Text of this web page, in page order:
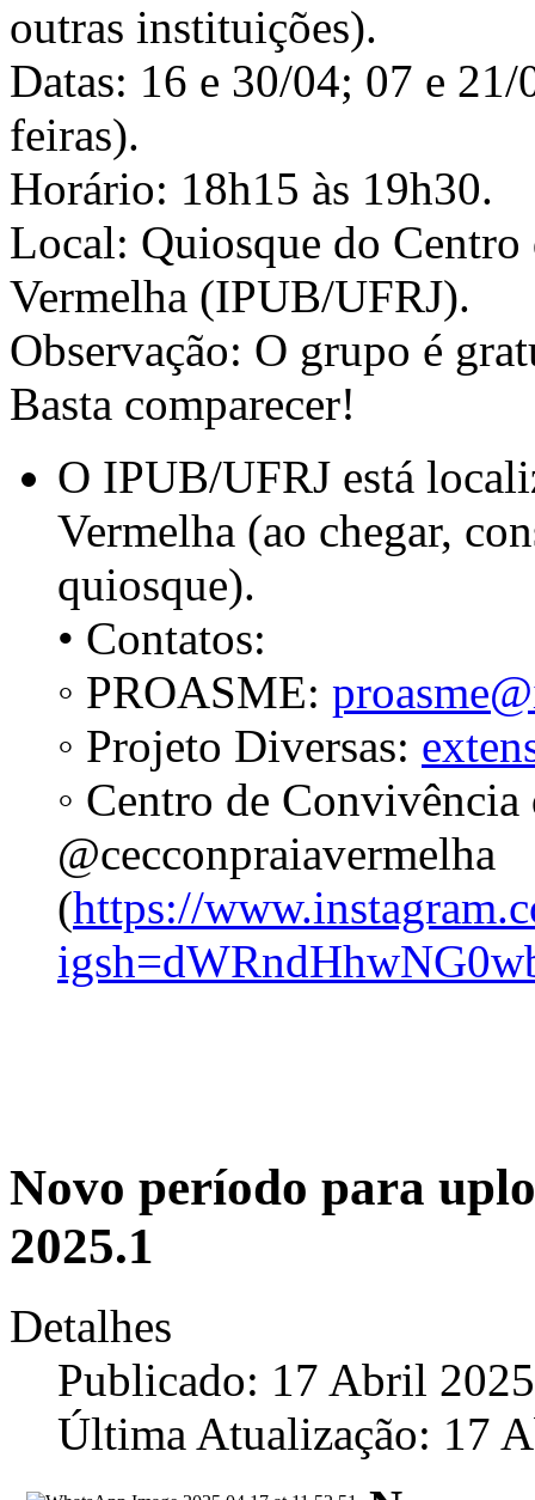
outras instituições).
Datas: 16 e 30/04; 07 e
feiras).
Horário: 18h15 às 19h30.
Local: Quiosque do
Vermelha (IPUB/UFRJ).
Observação: O grupo é
Basta comparecer!
O IPUB/UFRJ está
Vermelha (ao chegar,
quiosque).
• Contatos:
◦ PROASME:
◦ Projeto Diversas:
◦ Centro de Convivência
@cecconpraiavermelha
(https://
Novo período para
2025.1
Detalhes
Publicado: 17 Abril 2025
Última Atualização: 17